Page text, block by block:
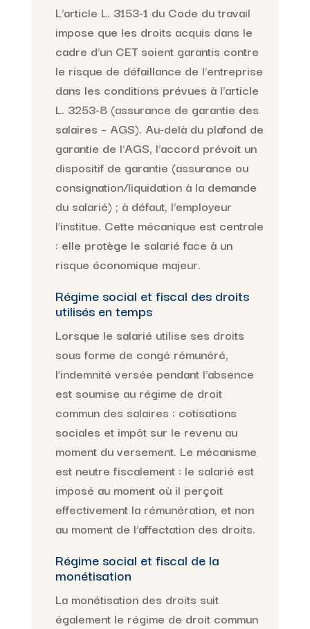
L’article L. 3153-1 du Code du travail
impose que les droits acquis dans le
cadre d’un CET soient garantis contre
le risque de défaillance de l’entreprise
dans les conditions prévues à l’article
L. 3253-8 (assurance de garantie des
salaires – AGS). Au-delà du plafond de
garantie de l’AGS, l’accord prévoit un
dispositif de garantie (assurance ou
consignation/liquidation à la demande
du salarié) ; à défaut, l’employeur
l’institue. Cette mécanique est centrale
: elle protège le salarié face à un
risque économique majeur.
Régime social et fiscal des droits
utilisés en temps
Lorsque le salarié utilise ses droits
sous forme de congé rémunéré,
l’indemnité versée pendant l’absence
est soumise au régime de droit
commun des salaires : cotisations
sociales et impôt sur le revenu au
moment du versement. Le mécanisme
est neutre fiscalement : le salarié est
imposé au moment où il perçoit
effectivement la rémunération, et non
au moment de l’affectation des droits.
Régime social et fiscal de la
monétisation
La monétisation des droits suit
également le régime de droit commun